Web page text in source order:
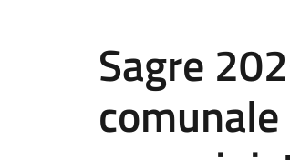
Sagre